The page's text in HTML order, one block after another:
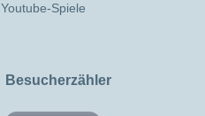
Youtube-Spiele
Besucherzähler